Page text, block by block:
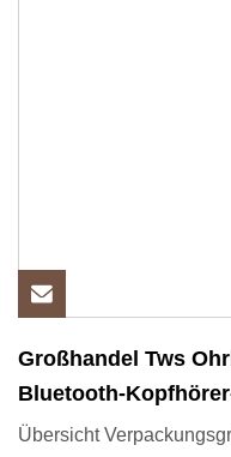
Großhandel Tws
Bluetooth-
Übersicht